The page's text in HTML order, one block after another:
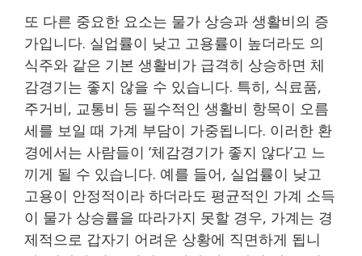
또 다른 중요한 요소는 물가 상승과 생활비의 증
가입니다. 실업률이 낮고 고용률이 높더라도 의
식주와 같은 기본 생활비가 급격히 상승하면 체
감경기는 좋지 않을 수 있습니다. 특히, 식료품,
주거비, 교통비 등 필수적인 생활비 항목이 오름
세를 보일 때 가계 부담이 가중됩니다. 이러한 환
경에서는 사람들이 ‘체감경기가 좋지 않다’고 느
끼게 될 수 있습니다. 예를 들어, 실업률이 낮고
고용이 안정적이라 하더라도 평균적인 가계 소득
이 물가 상승률을 따라가지 못할 경우, 가계는 경
제적으로 갑자기 어려운 상황에 직면하게 됩니